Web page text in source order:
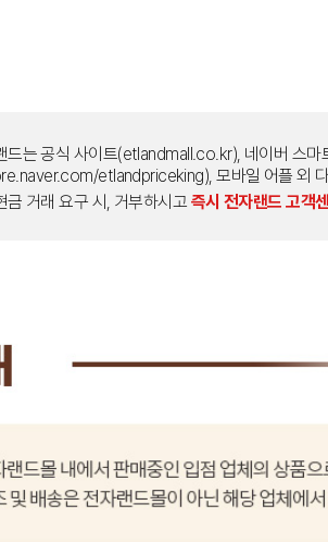
드는 공식 사이트(etlandmall.co.kr), 네이버 스마
etlandpriceking), 모바일 어플 외
금 거래 요구 시, 거부하시고 즉시 전자랜드 고객